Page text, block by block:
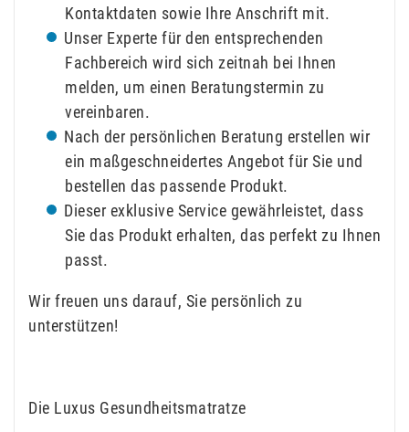
Kontaktdaten sowie Ihre Anschrift mit.
Unser Experte für den entsprechenden
Fachbereich wird sich zeitnah bei Ihnen
melden, um einen Beratungstermin zu
vereinbaren.
Nach der persönlichen Beratung erstellen wir
ein maßgeschneidertes Angebot für Sie und
bestellen das passende Produkt.
Dieser exklusive Service gewährleistet, dass
Sie das Produkt erhalten, das perfekt zu Ihnen
passt.
Wir freuen uns darauf, Sie persönlich zu
unterstützen!
Die Luxus Gesundheitsmatratze